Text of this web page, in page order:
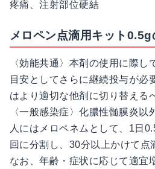
疼痛、注射部位硬結
メロペン点滴用キット
〈効能共通〉本剤の使用に際し
目安としてさらに継続投与が必
はより適切な他剤に切り替える
〈一般感染症〉化膿性髄膜炎
人にはメロペネムとして、1日
回に分割し、30分以上かけて点
なお、年齢・症状に応じて適宜